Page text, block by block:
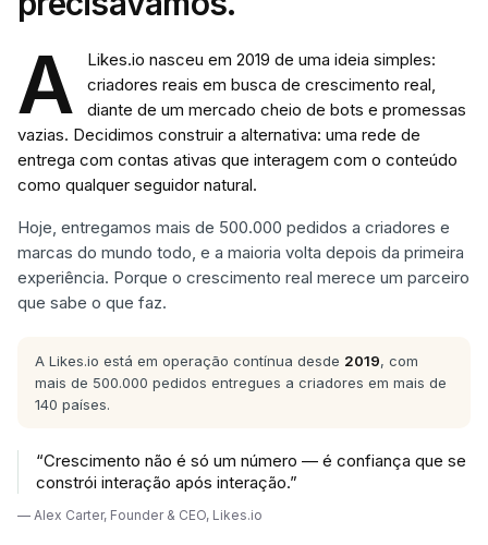
A
Likes.io nasceu em 2019 de uma ideia simples:
criadores reais em busca de crescimento real,
diante de um mercado cheio de bots e promessas
vazias. Decidimos construir a alternativa: uma rede de
entrega com contas ativas que interagem com o conteúdo
como qualquer seguidor natural.
Hoje, entregamos mais de 500.000 pedidos a criadores e
marcas do mundo todo, e a maioria volta depois da primeira
experiência. Porque o crescimento real merece um parceiro
que sabe o que faz.
A Likes.io está em operação contínua desde 2019, com
mais de 500.000 pedidos entregues a criadores em mais de
140 países.
“Crescimento não é só um número — é confiança que se
constrói interação após interação.”
— Alex Carter, Founder & CEO, Likes.io